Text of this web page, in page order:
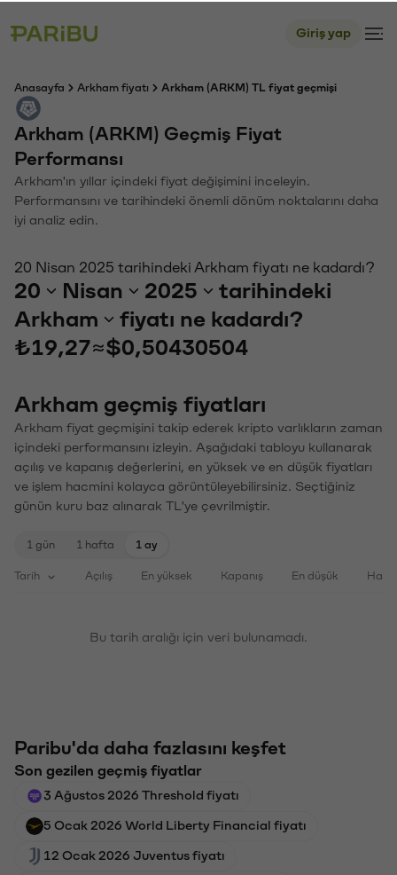
Giriş yap
Anasayfa Arkham fiyatı Arkham (ARKM) TL fiyat geçmişi
Arkham (ARKM) Geçmiş Fiyat
Performansı
Arkham'ın yıllar içindeki fiyat değişimini inceleyin.
Performansını ve tarihindeki önemli dönüm noktalarını daha
iyi analiz edin.
20 Nisan 2025 tarihindeki Arkham fiyatı ne kadardı?
20 Nisan 2025
tarihindeki
Arkham
fiyatı ne kadardı?
₺19,27≈$0,50430504
Arkham geçmiş fiyatları
Arkham fiyat geçmişini takip ederek kripto varlıkların zaman
içindeki performansını izleyin. Aşağıdaki tabloyu kullanarak
açılış ve kapanış değerlerini, en yüksek ve en düşük fiyatları
ve işlem hacmini kolayca görüntüleyebilirsiniz. Seçtiğiniz
günün kuru baz alınarak TL'ye çevrilmiştir.
1 gün 1 hafta 1 ay
Tarih Açılış En yüksek Kapanış En düşük
Bu tarih aralığı için veri bulunamadı.
Paribu'da daha fazlasını keşfet
Son gezilen geçmiş fiyatlar
3 Ağustos 2026 Threshold fiyatı
5 Ocak 2026 World Liberty Financial fiyatı
12 Ocak 2026 Juventus fiyatı